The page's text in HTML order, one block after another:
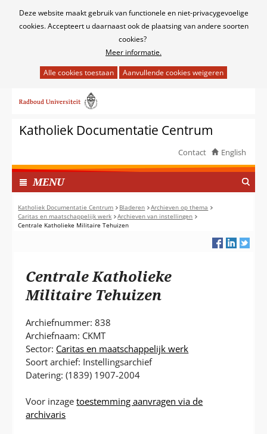
Cookies
Deze website maakt gebruik van functionele en niet-privacygevoelige
cookies. Accepteert u daarnaast ook de plaatsing van andere soorten
cookies?
Meer informatie.
het
van
cookies
deze
website
worden
toegestaan
of
geweigerd.
naar
inhoudKatholiek Documentatie Centrum
Contact English
MENUI
N
G
E
K
T
Katholiek Documentatie Centrum Bladeren
Archieven op thema
Caritas en maatschappelijk werk
Archieven van instellingen
Centrale Katholieke Militaire Tehuizen
Centrale Katholieke
Militaire Tehuizen
Archiefnummer: 838
Archiefnaam: CKMT
Sector: Caritas en maatschappelijk werk
Soort archief: Instellingsarchief
Datering: (1839) 1907-2004
Voor inzagetoestemming aanvragen via de
archivaris